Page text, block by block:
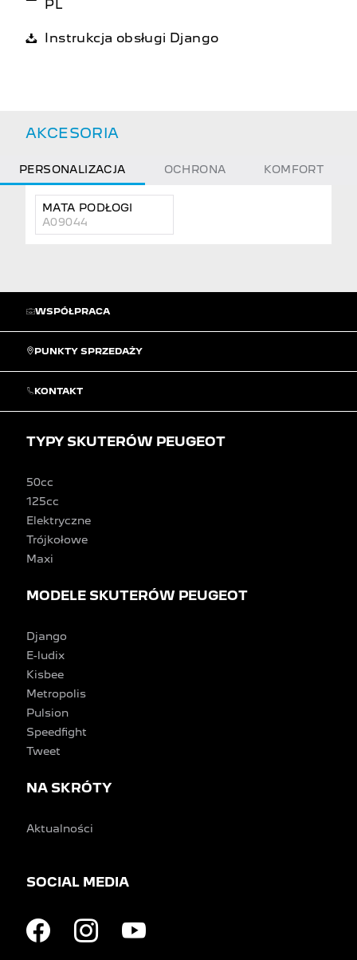
PL
Instrukcja obsługi Django
AKCESORIA
PERSONALIZACJA OCHRONA KOMFORT
MATA PODŁOGI
A09044
WSPÓŁPRACA
PUNKTY SPRZEDAŻY
KONTAKT
TYPY SKUTERÓW PEUGEOT
50cc
125cc
Elektryczne
Trójkołowe
Maxi
MODELE SKUTERÓW PEUGEOT
Django
E-ludix
Kisbee
Metropolis
Pulsion
Speedfight
Tweet
NA SKRÓTY
Aktualności
SOCIAL MEDIA